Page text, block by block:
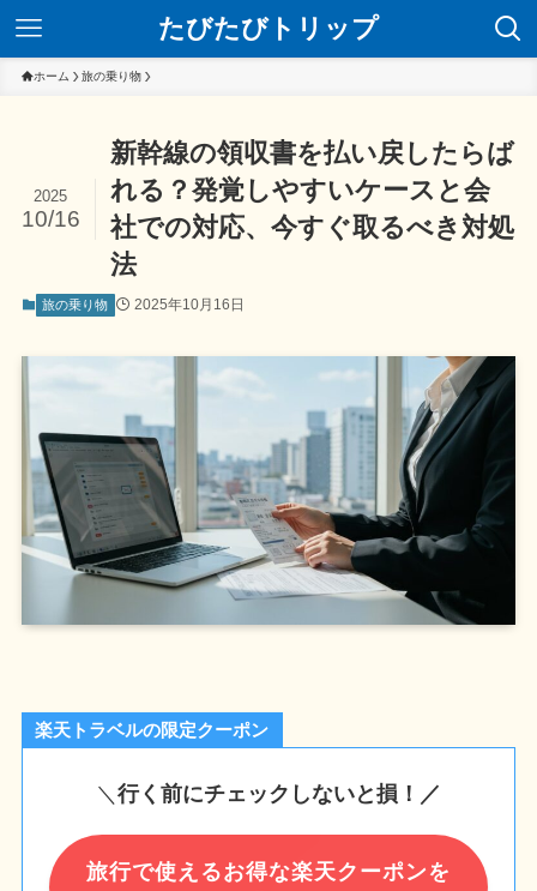
たびたびトリップ
ホーム 旅の乗り物
新幹線の領収書を払い戻したらば
れる？発覚しやすいケースと会
社での対応、今すぐ取るべき対処
法
2025
10/16
旅の乗り物 2025年10月16日
楽天トラベルの限定クーポン
＼ 行く前にチェックしないと損！／
旅行で使えるお得な楽天クーポンを